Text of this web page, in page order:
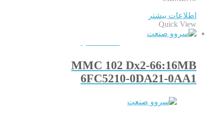
اطلاعات بیشتر
Quick View
MMC 102 Dx2-66:16MB
6FC5210-0DA21-0AA1